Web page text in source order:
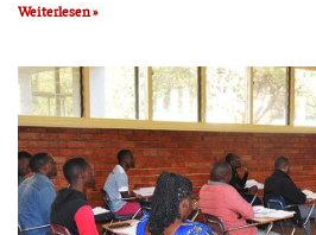
Weiterlesen »